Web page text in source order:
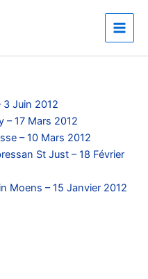
Main
3 Juin 2012
– 17 Mars 2012
– 10 Mars 2012
St Just – 18 Février
Moens – 15 Janvier 2012